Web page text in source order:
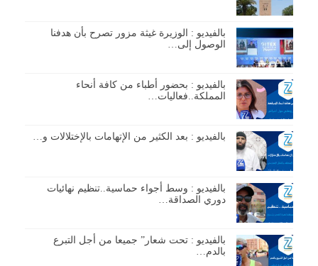
بالفيديو : الوزيرة غيثة مزور تصرح بأن هدفنا
الوصول إلى…
بالفيديو : بحضور أطباء من كافة أنحاء
المملكة..فعاليات…
بالفيديو : بعد الكثير من الإتهامات بالإختلالات و…
بالفيديو : وسط أجواء حماسية..تنظيم نهائيات
دوري الصداقة…
بالفيديو : تحت شعار” جميعا من أجل التبرع
بالدم…